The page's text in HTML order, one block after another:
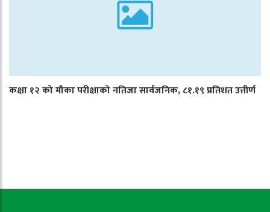
कक्षा १२ को मौका परीक्षाको नतिजा सार्वजनिक, ८१.१९ प्रतिशत उत्तीर्ण